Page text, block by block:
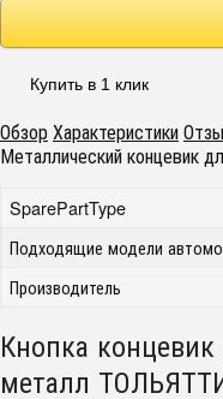
Купить в 1 клик
ОбзорХарактеристики
Металлический концевик
SparePartType
Подходящие модели
Производитель
Кнопка
металл